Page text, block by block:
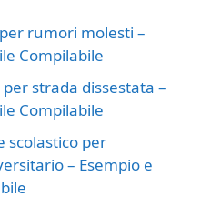
rumori molesti –
Compilabile
strada dissestata –
Compilabile
scolastico per
– Esempio e